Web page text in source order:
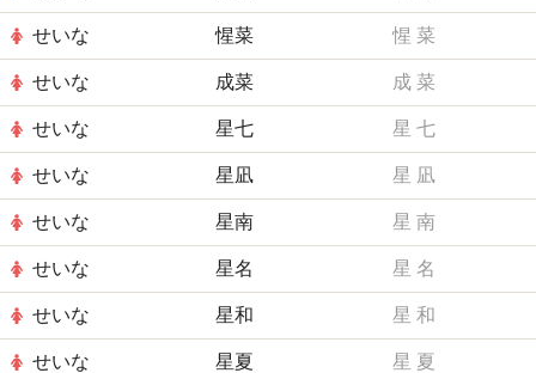
せいな 惺菜 惺 菜
せいな 成菜 成 菜
せいな 星七 星 七
せいな 星凪 星 凪
せいな 星南 星 南
せいな 星名 星 名
せいな 星和 星 和
せいな 星夏 星 夏